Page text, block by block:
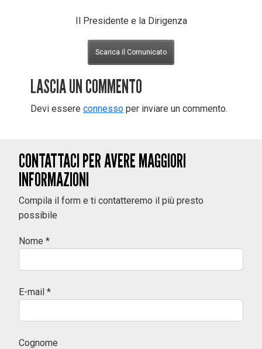
Il Presidente e la Dirigenza
Scarica il Comunicato
LASCIA UN COMMENTO
Devi essere connesso per inviare un commento.
CONTATTACI PER AVERE MAGGIORI
INFORMAZIONI
Compila il form e ti contatteremo il più presto
possibile
Nome *
E-mail *
Cognome